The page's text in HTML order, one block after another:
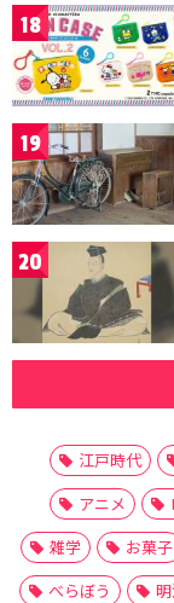
18
19
20
江戸時代
アニメ
雑学
お菓子
べらぼう